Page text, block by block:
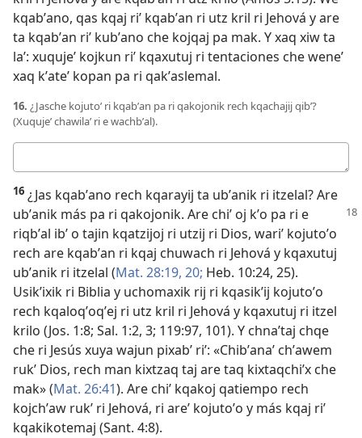
kqabʼano, qas kqaj riʼ kqabʼan ri utz kril ri Jehová y are
ta kqabʼan riʼ kubʼano che kojqaj pa mak. Y xaq xiw ta
laʼ: xuqujeʼ kojkun riʼ kqaxutuj ri tentaciones che weneʼ
xaq kʼateʼ kopan pa ri qakʼaslemal.
16. ¿Jasche kojutoʼ ri kqabʼan pa ri qakojonik rech kqachajij qibʼ?
(Xuqujeʼ chawilaʼ ri e wachbʼal).
16 ¿Jas kqabʼano rech kqarayij ta ubʼanik ri itzelal? Are
ubʼanik más pa ri qakojonik. Are chiʼ oj kʼo pa ri e
riqbʼal ibʼ o tajin kqatzijoj ri utzij ri Dios, wariʼ kojutoʼo
rech are kqabʼan ri kqaj chuwach ri Jehová y kqaxutuj
ubʼanik ri itzelal (Mat. 28:19, 20; Heb. 10:24, 25).
Usikʼixik ri Biblia y uchomaxik rij ri kqasikʼij kojutoʼo
rech kqaloqʼoqʼej ri utz kril ri Jehová y kqaxutuj ri itzel
krilo (Jos. 1:8; Sal. 1:2, 3; 119:97, 101). Y chnaʼtaj chqe
che ri Jesús xuya wajun pixabʼ riʼ: «Chibʼanaʼ chʼawem
rukʼ Dios, rech man kixtzaq taj are taq kixtaqchiʼx che
mak» (Mat. 26:41). Are chiʼ kqakoj qatiempo rech
kojchʼaw rukʼ ri Jehová, ri areʼ kojutoʼo y más kqaj riʼ
kqakikotemaj (Sant. 4:8).